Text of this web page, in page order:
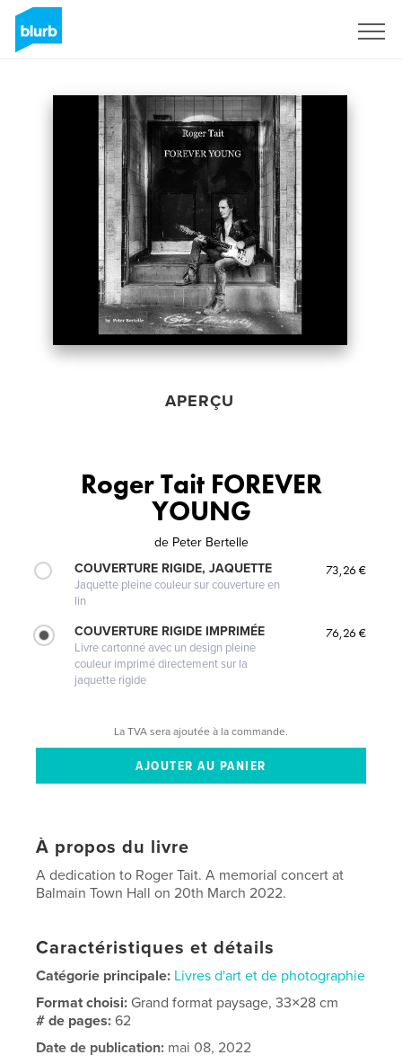
APERÇU
Roger Tait FOREVER
YOUNG
de Peter Bertelle
COUVERTURE RIGIDE, JAQUETTE
Jaquette pleine couleur sur couverture en
lin
73,26 €
COUVERTURE RIGIDE IMPRIMÉE
Livre cartonné avec un design pleine
couleur imprimé directement sur la
jaquette rigide
76,26 €
La TVA sera ajoutée à la commande.
À propos du livre
A dedication to Roger Tait. A memorial concert at
Balmain Town Hall on 20th March 2022.
Caractéristiques et détails
Catégorie principale: Livres d'art et de photographie
Format choisi: Grand format paysage, 33×28 cm
# de pages:62
Date de publication: mai 08, 2022